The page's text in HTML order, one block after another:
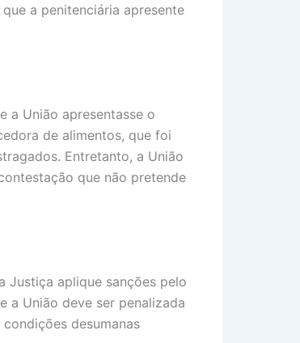
a penitenciária apresente
a União apresentasse o
de alimentos, que foi
Entretanto, a União
que não pretende
Justiça aplique sanções pelo
a União deve ser penalizada
desumanas